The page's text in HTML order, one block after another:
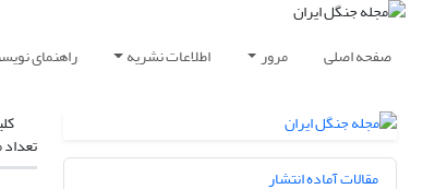
صفحه اصلی مرور اطلاعات نشریه راهنمای
مقالات آماده انتشار